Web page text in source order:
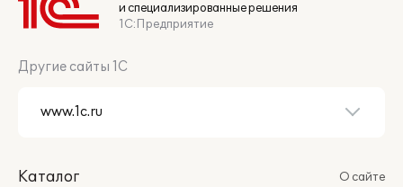
и специализированные решения
1С:Предприятие
Другие сайты 1С
Каталог
О сайте